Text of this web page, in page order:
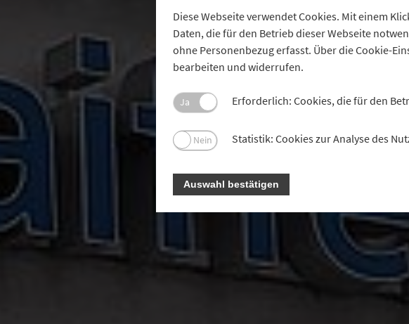
Diese Webseite verwendet Cookies. Mit einem
Daten, die für den Betrieb dieser Webseite
ohne Personenbezug erfasst. Über die Cookie-
bearbeiten und widerrufen.
Ja Erforderlich: Cookies, die für den
Nein Statistik: Cookies zur Analyse des
Auswahl bestätigen